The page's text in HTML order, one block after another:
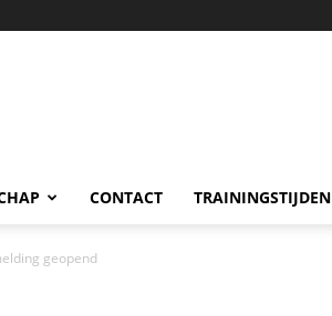
CONTACT TRAININGSTIJDEN
geopend